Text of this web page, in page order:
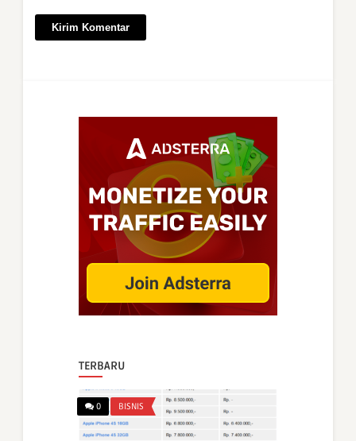
TERBARU
0 BISNIS